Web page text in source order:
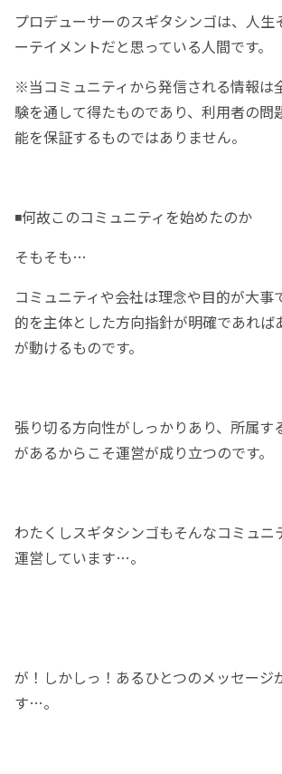
プロデューサーのスギタシンゴは、人生
ーテイメントだと思っている人間です。
※当コミュニティから発信される情報は
験を通して得たものであり、利用者の問
能を保証するものではありません。
◾️何故このコミュニティを始めたのか
そもそも…
コミュニティや会社は理念や目的が大事
的を主体とした方向指針が明確であれば
が動けるものです。
張り切る方向性がしっかりあり、所属す
があるからこそ運営が成り立つのです。
わたくしスギタシンゴもそんなコミュニ
運営しています…。
が！しかしっ！あるひとつのメッセージ
す…。